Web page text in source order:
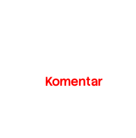
Komentar